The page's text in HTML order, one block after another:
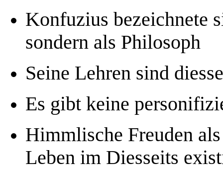
Konfuzius bezeichnete
sondern als Philosoph
Seine Lehren sind
Es gibt keine
Himmlische Freuden
Leben im Diesseits